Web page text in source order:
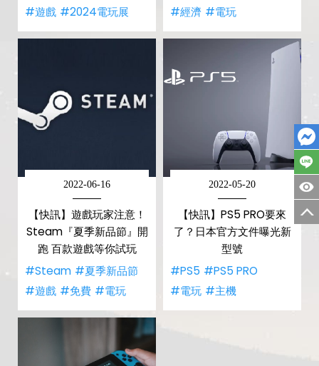
#遊戲 #2024電玩展
#經濟 #電玩
2022-06-16
【快訊】遊戲玩家注意！
Steam『夏季新品節』開
跑 百款遊戲等你試玩
#Steam #夏季新品節
#遊戲 #免費 #電玩
2022-05-20
【快訊】PS5 PRO要來
了？日本官方文件曝光新
型號
#PS5 #PS5 PRO
#電玩 #主機